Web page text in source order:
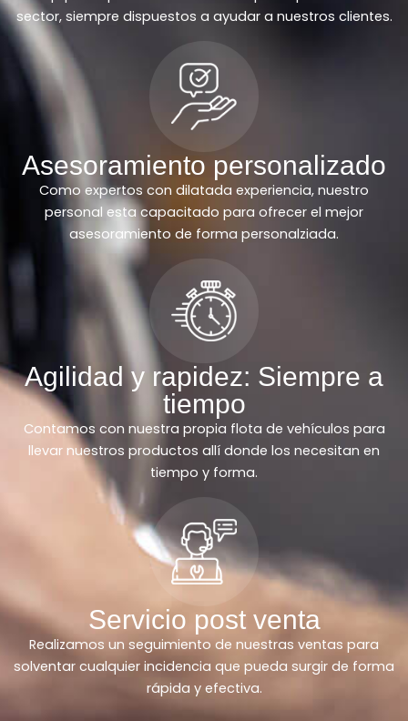
sector, siempre dispuestos a ayudar a nuestros clientes.
Asesoramiento personalizado
Como expertos con dilatada experiencia, nuestro
personal esta capacitado para ofrecer el mejor
asesoramiento de forma personalziada.
Agilidad y rapidez: Siempre a
tiempo
Contamos con nuestra propia flota de vehículos para
llevar nuestros productos allí donde los necesitan en
tiempo y forma.
Servicio post venta
Realizamos un seguimiento de nuestras ventas para
solventar cualquier incidencia que pueda surgir de forma
rápida y efectiva.